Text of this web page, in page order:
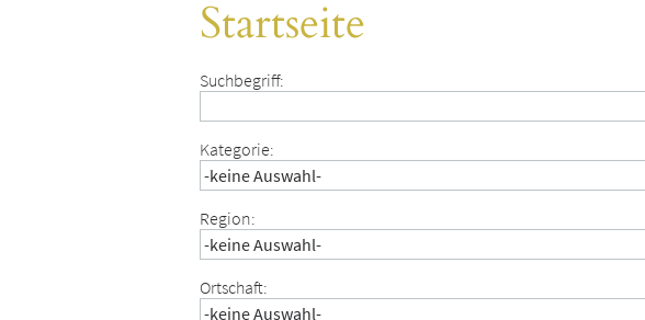
Startseite
Suchbegriff:
Kategorie:
Region:
Ortschaft: